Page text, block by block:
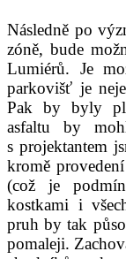
Následně po
zóně, bude
Lumiérů. Je
parkovišť je
Pak by byly
asfaltu by
s projektantem
kromě
(což je
kostkami i
pruh by tak
pomaleji.